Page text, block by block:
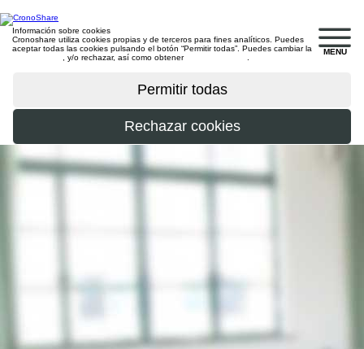
MENU
Información sobre cookies
Cronoshare utiliza cookies propias y de terceros para fines analíticos. Puedes
aceptar todas las cookies pulsando el botón “Permitir todas”. Puedes cambiar la
, y/o rechazar, así como obtener